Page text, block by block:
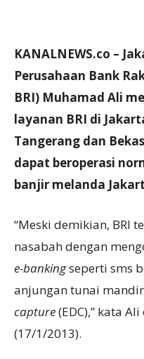
KANALNEWS.co –
Perusahaan Bank
BRI) Muhamad Ali
layanan BRI di
Tangerang dan
dapat beroperasi
banjir melanda
“Meski demikian, BRI
nasabah dengan
e-bankingseperti sms
anjungan tunai
capture(EDC),” kata
(17/1/2013).